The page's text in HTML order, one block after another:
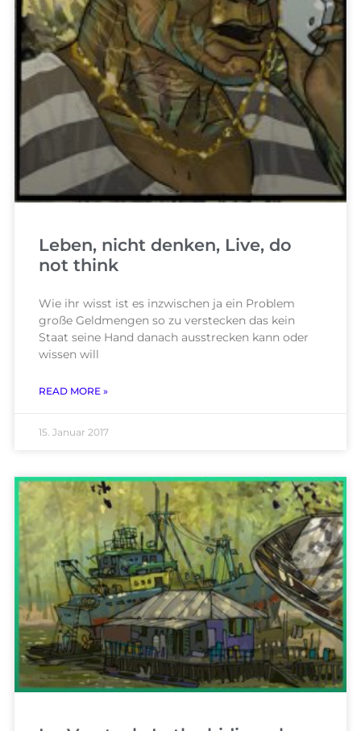
Leben, nicht denken, Live, do
not think
Wie ihr wisst ist es inzwischen ja ein Problem
große Geldmengen so zu verstecken das kein
Staat seine Hand danach ausstrecken kann oder
wissen will
READ MORE »
15. Januar 2017